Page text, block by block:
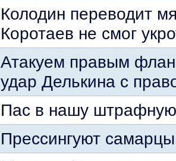
Колодин переводит
Коротаев не смог
Атакуем правым
удар Делькина с
Пас в нашу
Прессингуют